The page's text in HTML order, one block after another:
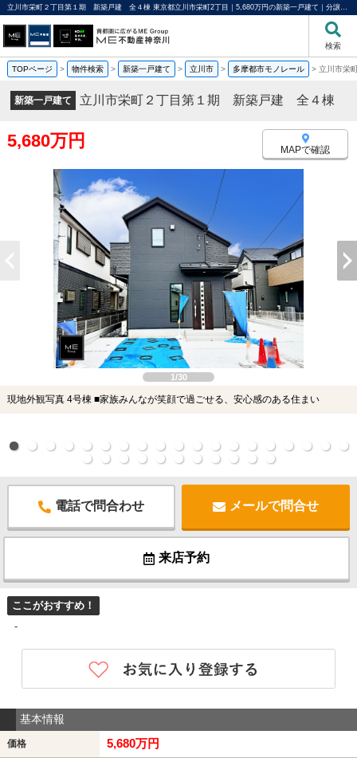
立川市栄町２丁目第１期 新築戸建 全４棟 東京都立川市栄町2丁目｜5,680万円の新築一戸建て｜分譲住宅や新築物件｜ME不動産神奈川
検索
TOPページ > 物件検索 > 新築一戸建て > 立川市 > 多摩都市モノレール > 立川市栄
新築一戸建て 立川市栄町２丁目第１期 新築戸建 全４棟
5,680万円 MAPで確認
1/30
現地外観写真 4号棟 ■家族みんなが笑顔で過ごせる、安心感のある住まい
電話で問合わせ メールで問合せ
来店予約
ここがおすすめ！
-
基本情報
価格 5,680万円